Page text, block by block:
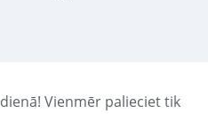
Vienmēr palieciet tik